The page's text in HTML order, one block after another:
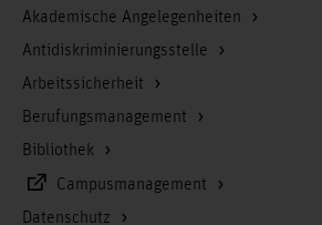
Akademische Angelegenheiten
Antidiskriminierungsstelle
Arbeitssicherheit
Berufungsmanagement
Bibliothek
Campusmanagement
Datenschutz